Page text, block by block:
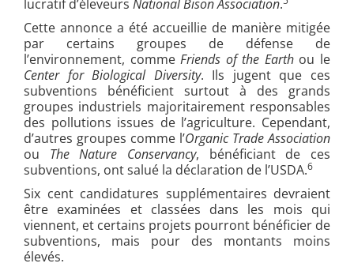
lucratif d’éleveurs National Bison Association.
Cette annonce a été accueillie de manière mitigée
par certains groupes de défense de
l’environnement, commeFriends of the Earthou le
Center for Biological Diversity. Ils jugent que ces
subventions bénéficient surtout à des grands
groupes industriels majoritairement responsables
des pollutions issues de l’agriculture. Cependant,
d’autres groupes comme l’Organic Trade Association
ou The Nature Conservancy, bénéficiant de ces
subventions, ont salué la déclaration de l’USDA.6
Six cent candidatures supplémentaires devraient
être examinées et classées dans les mois qui
viennent, et certains projets pourront bénéficier de
subventions, mais pour des montants moins
élevés.